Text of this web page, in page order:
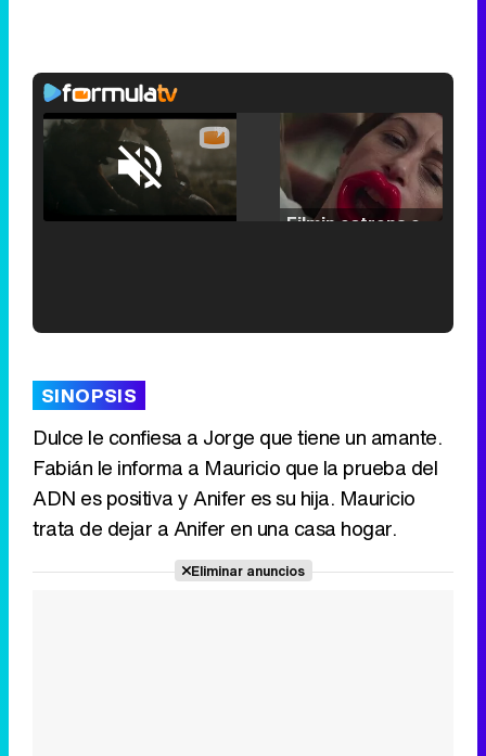
Unmute /
Loaded :
Tráiler de '33 días', la nueva serie de Atresplayer con Julián Villagrán y José Manuel Poga
SINOPSIS
Dulce le confiesa a Jorge que tiene un amante.
Fabián le informa a Mauricio que la prueba del
ADN es positiva y Anifer es su hija. Mauricio
trata de dejar a Anifer en una casa hogar.
Eliminar anuncios